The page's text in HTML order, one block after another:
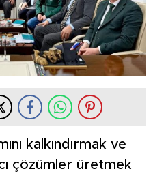
kalkındırmak ve
çözümler üretmek